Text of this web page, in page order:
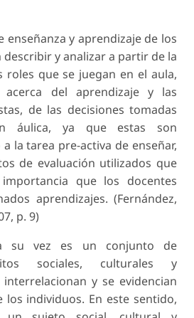
enseñanza y aprendizaje de los
describir y analizar a partir de la
roles que se juegan en el aula,
del aprendizaje y las
de las decisiones tomadas
áulica, ya que estas son
la tarea pre-activa de enseñar,
de evaluación utilizados que
que los docentes
aprendizajes. (Fernández,
p. 9)
su vez es un conjunto de
sociales, culturales y
y se evidencian
los individuos. En este sentido,